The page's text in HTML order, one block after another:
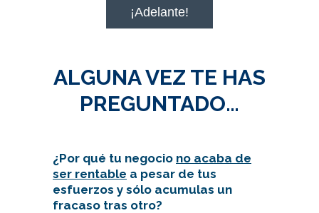
ALGUNA VEZ TE HAS
PREGUNTADO…
¿Por qué tu negocio no acaba de
ser rentable a pesar de tus
esfuerzos y sólo acumulas un
fracaso tras otro?